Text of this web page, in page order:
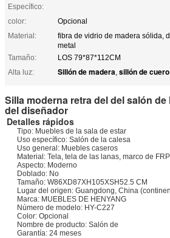
Específico:
color:
Opcional
Material:
fibra de vidrio de madera sólida,
metal
Tamaño:
LOS 79*87*112CM
Alta luz:
Sillón de madera, sillón de cuero
Silla moderna retra del del salón
del diseñador
Detalles rápidos
Tipo: Muebles de la sala de estar
Uso específico: Salón de la calesa
Uso general: Muebles caseros
Material: Tela, tela de las lanas, marco de FRP
Aspecto: Moderno
Doblado: No
Tamaño: W86XD87XH105XSH52.5 CM
Lugar del origen: Guangdong, China
Marca: MUEBLES DE HENYANG
Número de modelo: HY-C227
Color: Opcional
Nombre de producto: Salón de
Garantía: 24 meses